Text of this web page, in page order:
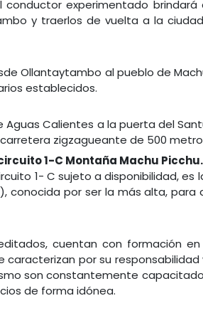
experimentado brindará
y traerlos de vuelta a la
Ollantaytambo al pueblo de
establecidos.
Calientes a la puerta del
zigzagueante de 500
1-C Montaña Machu Picchu.
1- C sujeto a disponibilidad, es
conocida por ser la más alta, para
cuentan con formación
caracterizan por su
son constantemente
de forma idónea.